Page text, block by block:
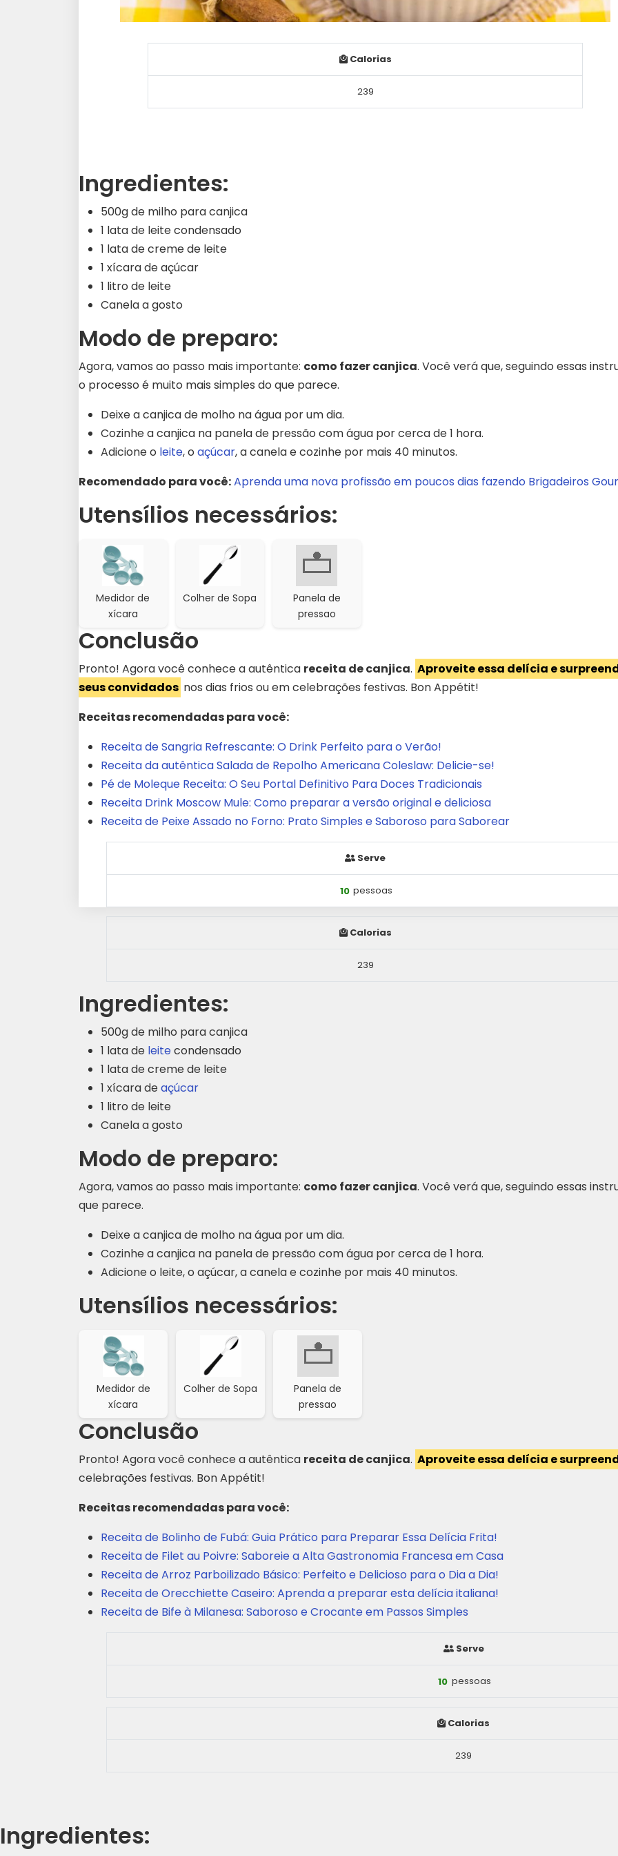
Calorias
239
Ingredientes:
500g de milho para canjica
1 lata de leite condensado
1 lata de creme de leite
1 xícara de açúcar
1 litro de leite
Canela a gosto
Modo de preparo:
Agora, vamos ao passo mais importante: como fazer canjica. Você verá que, seguindo essas
o processo é muito mais simples do que parece.
Deixe a canjica de molho na água por um dia.
Cozinhe a canjica na panela de pressão com água por cerca de 1 hora.
Adicione o leite, o açúcar, a canela e cozinhe por mais 40 minutos.
Recomendado para você:Aprenda uma nova profissão em poucos dias fazendo Brigadeiros
Utensílios necessários:
Medidor de
xícara
Colher de Sopa
Panela de
pressao
Conclusão
Pronto! Agora você conhece a autêntica receita de canjica. Aproveite essa delícia e
seus convidados nos dias frios ou em celebrações festivas. Bon Appétit!
Receitas recomendadas para você:
Receita de Sangria Refrescante: O Drink Perfeito para o Verão!
Receita da autêntica Salada de Repolho Americana Coleslaw: Delicie-se!
Pé de Moleque Receita: O Seu Portal Definitivo Para Doces Tradicionais
Receita Drink Moscow Mule: Como preparar a versão original e deliciosa
Receita de Peixe Assado no Forno: Prato Simples e Saboroso para Saborear
Serve
10 pessoas
Calorias
239
Ingredientes:
500g de milho para canjica
1 lata de leitecondensado
1 lata de creme de leite
1 xícara deaçúcar
1 litro de leite
Canela a gosto
Modo de preparo:
Agora, vamos ao passo mais importante: como fazer canjica. Você verá que, seguindo essas
que parece.
Deixe a canjica de molho na água por um dia.
Cozinhe a canjica na panela de pressão com água por cerca de 1 hora.
Adicione o leite, o açúcar, a canela e cozinhe por mais 40 minutos.
Utensílios necessários:
Medidor de
xícara
Colher de Sopa
Panela de
pressao
Conclusão
Pronto! Agora você conhece a autêntica receita de canjica. Aproveite essa delícia e
celebrações festivas. Bon Appétit!
Receitas recomendadas para você:
Receita de Bolinho de Fubá: Guia Prático para Preparar Essa Delícia Frita!
Receita de Filet au Poivre: Saboreie a Alta Gastronomia Francesa em Casa
Receita de Arroz Parboilizado Básico: Perfeito e Delicioso para o Dia a Dia!
Receita de Orecchiette Caseiro: Aprenda a preparar esta delícia italiana!
Receita de Bife à Milanesa: Saboroso e Crocante em Passos Simples
Serve
10 pessoas
Calorias
239
Ingredientes: